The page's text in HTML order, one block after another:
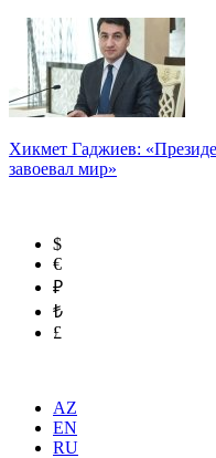
Хикмет Гаджиев:
завоевал мир»
$
€
₽
₺
£
AZ
EN
RU